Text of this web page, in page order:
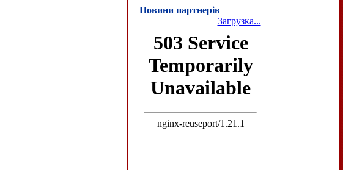
Новини партнерів
Загрузка...